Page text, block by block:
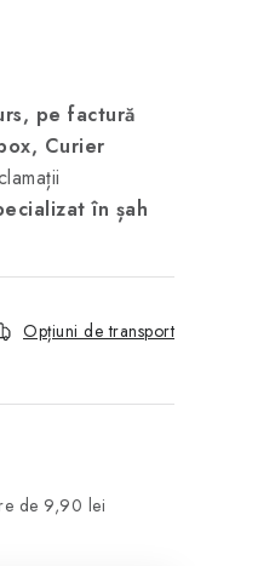
pe factură
Curier
în șah
Opțiuni de transport
de 9,90 lei